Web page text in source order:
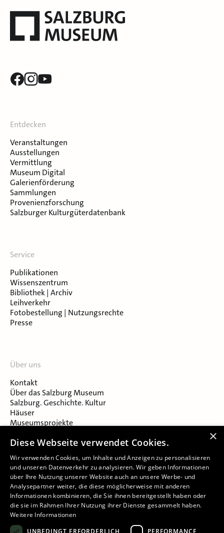
Entdecken
Veranstaltungen
Ausstellungen
Vermittlung
Museum Digital
Galerienförderung
Sammlungen
Provenienzforschung
Salzburger Kulturgüterdatenbank
Service
Publikationen
Wissenszentrum
Bibliothek | Archiv
Leihverkehr
Fotobestellung | Nutzungsrechte
Presse
Über uns
Kontakt
Über das Salzburg Museum
Salzburg. Geschichte. Kultur
Häuser
Museumsprojekte
Museumsverein Celtic Heritage
Impressum
×
Diese Webseite verwendet Cookies.
Wir verwenden Cookies, um Inhalte und Anzeigen zu personalisieren
und unseren Datenverkehr zu analysieren. Wir geben Informationen
über Ihre Nutzung unserer Website auch an unsere Werbe- und
Analysepartner weiter, die diese möglicherweise mit anderen
Informationen kombinieren, die Sie ihnen bereitgestellt haben oder
die sie im Rahmen Ihrer Nutzung ihrer Dienste gesammelt haben.
Weitere Informationen
UNBEDINGT ERFORDERLICH
PERFORMANCE